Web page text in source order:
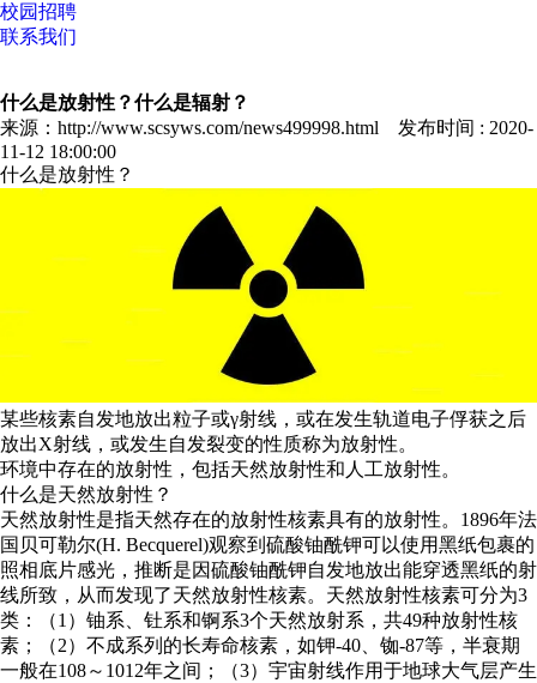
校园招聘
联系我们
什么是放射性？什么是辐射？
来源：http://www.scsyws.com/news499998.html 发布时间 : 2020-
11-12 18:00:00
什么是放射性？
某些核素自发地放出粒子或γ射线，或在发生轨道电子俘获之后
放出X射线，或发生自发裂变的性质称为放射性。
环境中存在的放射性，包括天然放射性和人工放射性。
什么是天然放射性？
天然放射性是指天然存在的放射性核素具有的放射性。1896年法
国贝可勒尔(H. Becquerel)观察到硫酸铀酰钾可以使用黑纸包裹的
照相底片感光，推断是因硫酸铀酰钾自发地放出能穿透黑纸的射
线所致，从而发现了天然放射性核素。天然放射性核素可分为3
类：（1）铀系、钍系和锕系3个天然放射系，共49种放射性核
素；（2）不成系列的长寿命核素，如钾-40、铷-87等，半衰期
一般在108～1012年之间；（3）宇宙射线作用于地球大气层产生